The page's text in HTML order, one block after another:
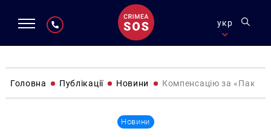
укр
Головна Публікації Новини Компенсацію за
Новини